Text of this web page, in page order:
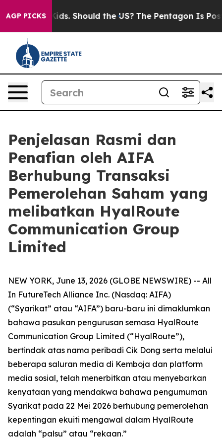
AGP PICKS
Kids. Should the US? The Pentagon Is Posting
Penjelasan Rasmi dan
Penafian oleh AIFA
Berhubung Transaksi
Pemerolehan Saham yang
melibatkan HyalRoute
Communication Group
Limited
NEW YORK, June 13, 2026 (GLOBE NEWSWIRE) -- All
In FutureTech Alliance Inc. (Nasdaq: AIFA)
(“Syarikat” atau “AIFA”) baru-baru ini dimaklumkan
bahawa pasukan pengurusan semasa HyalRoute
Communication Group Limited (“HyalRoute”),
bertindak atas nama peribadi Cik Dong serta melalui
beberapa saluran media di Kemboja dan platform
media sosial, telah menerbitkan atau menyebarkan
kenyataan yang mendakwa bahawa pengumuman
Syarikat pada 22 Mei 2026 berhubung pemerolehan
kepentingan ekuiti mengawal dalam HyalRoute
adalah “palsu” atau “rekaan.”